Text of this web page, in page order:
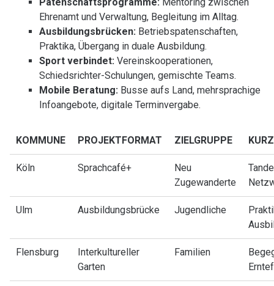
Ehrenamt und Verwaltung, Begleitung im Alltag.
Ausbildungsbrücken: Betriebspatenschaften,
Praktika, Übergang in duale Ausbildung.
Sport verbindet: Vereinskooperationen,
Schiedsrichter-Schulungen, gemischte Teams.
Mobile Beratung: Busse aufs Land, mehrsprachige
Infoangebote, digitale Terminvergabe.
KOMMUNE PROJEKTFORMAT ZIELGRUPPE
Köln Sprachcafé+
Neu
Zugewanderte
Ulm Ausbildungsbrücke Jugendliche
Flensburg
Interkultureller
Garten
Familien